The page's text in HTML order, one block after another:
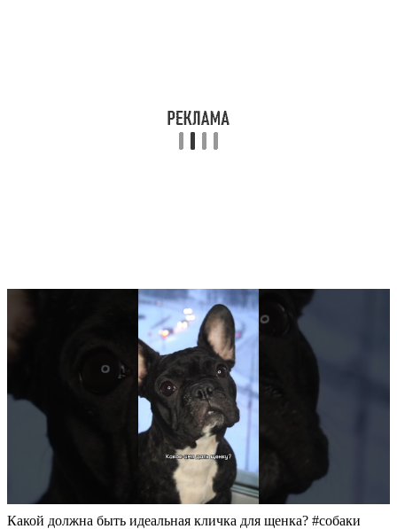
Какой должна быть идеальная кличка для щенка? #собаки